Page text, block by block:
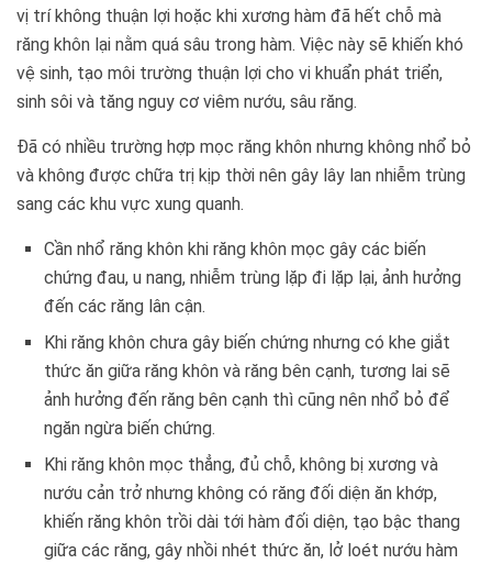
vị trí không thuận lợi hoặc khi xương hàm đã hết chỗ mà
răng khôn lại nằm quá sâu trong hàm. Việc này sẽ khiến khó
vệ sinh, tạo môi trường thuận lợi cho vi khuẩn phát triển,
sinh sôi và tăng nguy cơ viêm nướu, sâu răng.
Đã có nhiều trường hợp mọc răng khôn nhưng không nhổ bỏ
và không được chữa trị kịp thời nên gây lây lan nhiễm trùng
sang các khu vực xung quanh.
Cần nhổ răng khôn khi răng khôn mọc gây các biến
chứng đau, u nang, nhiễm trùng lặp đi lặp lại, ảnh hưởng
đến các răng lân cận.
Khi răng khôn chưa gây biến chứng nhưng có khe giắt
thức ăn giữa răng khôn và răng bên cạnh, tương lai sẽ
ảnh hưởng đến răng bên cạnh thì cũng nên nhổ bỏ để
ngăn ngừa biến chứng.
Khi răng khôn mọc thẳng, đủ chỗ, không bị xương và
nướu cản trở nhưng không có răng đối diện ăn khớp,
khiến răng khôn trồi dài tới hàm đối diện, tạo bậc thang
giữa các răng, gây nhồi nhét thức ăn, lở loét nướu hàm